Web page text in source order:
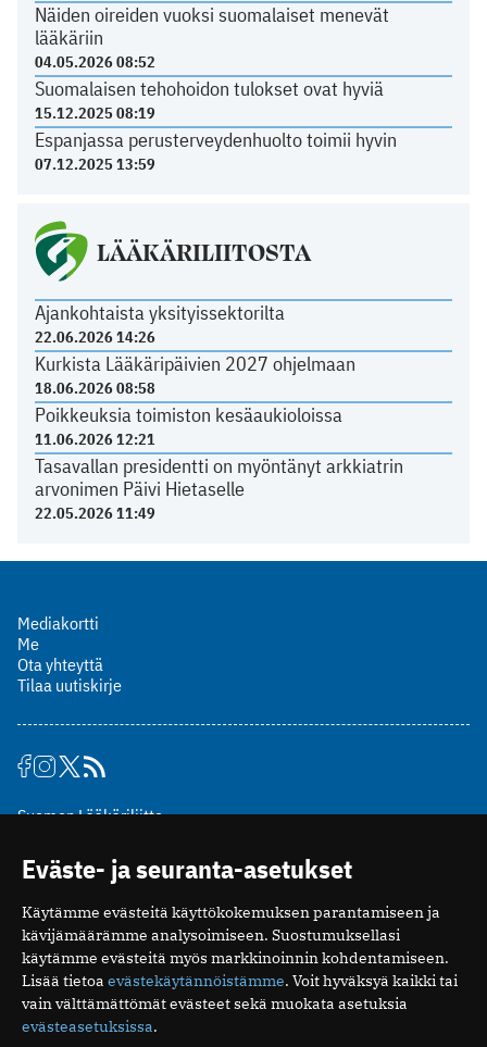
Näiden oireiden vuoksi suomalaiset menevät
lääkäriin
04.05.2026 08:52
Suomalaisen tehohoidon tulokset ovat hyviä
15.12.2025 08:19
Espanjassa perusterveydenhuolto toimii hyvin
07.12.2025 13:59
LÄÄKÄRILIITOSTA
Ajankohtaista yksityissektorilta
22.06.2026 14:26
Kurkista Lääkäripäivien 2027 ohjelmaan
18.06.2026 08:58
Poikkeuksia toimiston kesäaukioloissa
11.06.2026 12:21
Tasavallan presidentti on myöntänyt arkkiatrin
arvonimen Päivi Hietaselle
22.05.2026 11:49
Mediakortti
Me
Ota yhteyttä
Tilaa uutiskirje
Suomen Lääkäriliitto
00510 Helsinki
puh. (09) 393 091
toimitus@potilaanlaakarilehti.fi
ISSN 2323-9476
Eväste- ja seuranta-asetukset
Käytämme evästeitä käyttökokemuksen parantamiseen ja
kävijämäärämme analysoimiseen. Suostumuksellasi
käytämme evästeitä myös markkinoinnin kohdentamiseen.
Lisää tietoa evästekäytännöistämme. Voit hyväksyä kaikki tai
vain välttämättömät evästeet sekä muokata asetuksia
evästeasetuksissa.